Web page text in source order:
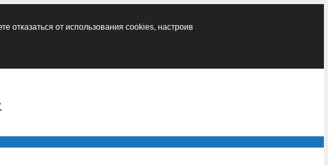
отказаться от использования cookies, настроив